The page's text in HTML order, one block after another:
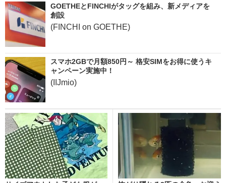
GOETHEとFINCHIがタッグを組み、新メディアを
創設
(FINCHI on GOETHE)
スマホ2GBで月額850円～ 格安SIMをお得に使うキ
ャンペーン実施中！
(IIJmio)